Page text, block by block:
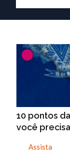
10 pontos
você
Assista